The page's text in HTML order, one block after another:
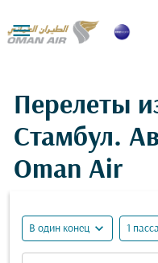

Перелеты
Стамбул.
Oman Air
В один конец expand_more 1